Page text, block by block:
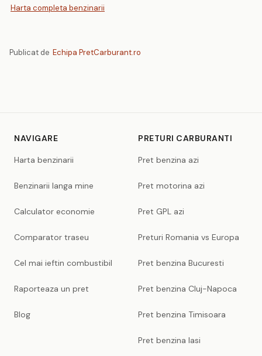
Harta completa benzinarii
Publicat de Echipa PretCarburant.ro
NAVIGARE
Harta benzinarii
Benzinarii langa mine
Calculator economie
Comparator traseu
Cel mai ieftin combustibil
Raporteaza un pret
Blog
PRETURI CARBURANTI
Pret benzina azi
Pret motorina azi
Pret GPL azi
Preturi Romania vs Europa
Pret benzina Bucuresti
Pret benzina Cluj-Napoca
Pret benzina Timisoara
Pret benzina Iasi